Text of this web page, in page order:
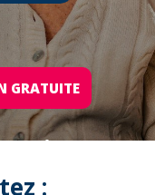
GRATUITE
par
: